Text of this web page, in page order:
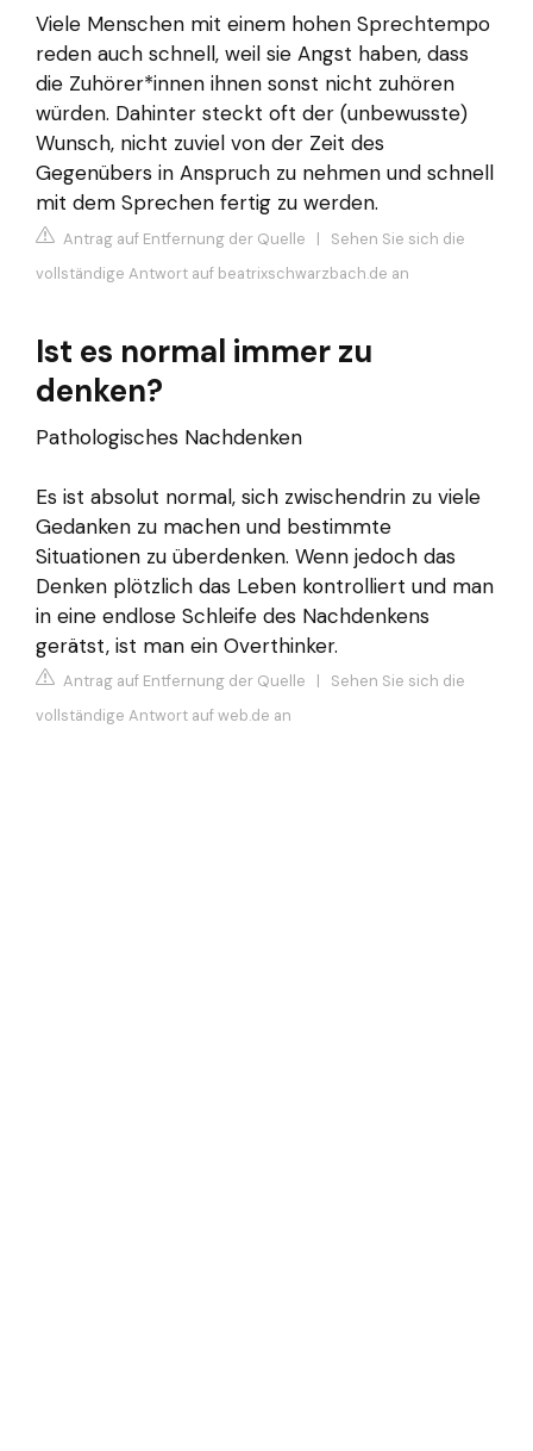
Viele Menschen mit einem hohen Sprechtempo
reden auch schnell, weil sie Angst haben, dass
die Zuhörer*innen ihnen sonst nicht zuhören
würden. Dahinter steckt oft der (unbewusste)
Wunsch, nicht zuviel von der Zeit des
Gegenübers in Anspruch zu nehmen und schnell
mit dem Sprechen fertig zu werden.
Antrag auf Entfernung der Quelle | Sehen Sie sich die
vollständige Antwort auf beatrixschwarzbach.de an
Ist es normal immer zu
denken?
Pathologisches Nachdenken
Es ist absolut normal, sich zwischendrin zu viele
Gedanken zu machen und bestimmte
Situationen zu überdenken. Wenn jedoch das
Denken plötzlich das Leben kontrolliert und man
in eine endlose Schleife des Nachdenkens
gerätst, ist man ein Overthinker.
Antrag auf Entfernung der Quelle | Sehen Sie sich die
vollständige Antwort auf web.de an